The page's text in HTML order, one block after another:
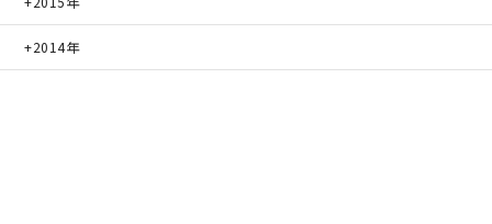
2014年